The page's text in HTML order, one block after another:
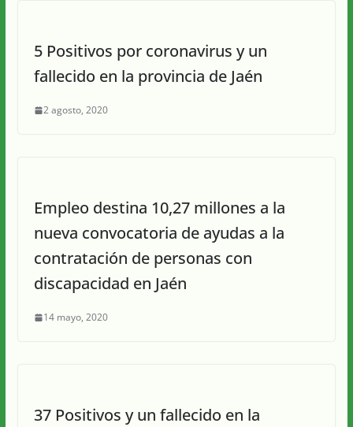
5 Positivos por coronavirus y un
fallecido en la provincia de Jaén
2 agosto, 2020
Empleo destina 10,27 millones a la
nueva convocatoria de ayudas a la
contratación de personas con
discapacidad en Jaén
14 mayo, 2020
37 Positivos y un fallecido en la